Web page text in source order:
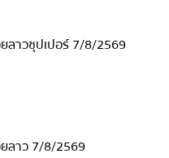
ลาวซุปเปอร์ 7/8/2569
ลาว 7/8/2569